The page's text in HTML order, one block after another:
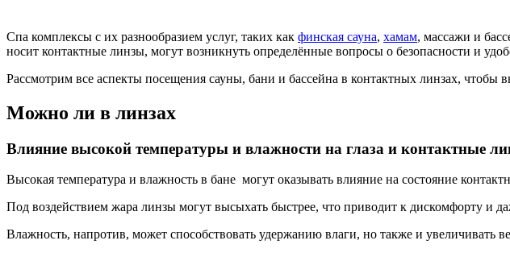
Спа комплексы с их разнообразием услуг, таких как финская сауна, хамам, массажи и
носит контактные линзы, могут возникнуть определённые вопросы о безопасности и
Рассмотрим все аспекты посещения сауны, бани и бассейна в контактных линзах, чтобы
Можно ли в линзах
Влияние высокой температуры и влажности на глаза и контактные
Высокая температура и влажность в бане могут оказывать влияние на состояние
Под воздействием жара линзы могут высыхать быстрее, что приводит к дискомфорту и
Влажность, напротив, может способствовать удержанию влаги, но также и увеличивать